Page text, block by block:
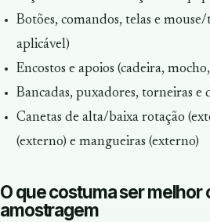
Botões, comandos, telas e
aplicável)
Encostos e apoios (cadeira,
Bancadas, puxadores, torneiras e
Canetas de alta/baixa rotação
(externo) e mangueiras (externo)
O que costuma ser melhor
amostragem